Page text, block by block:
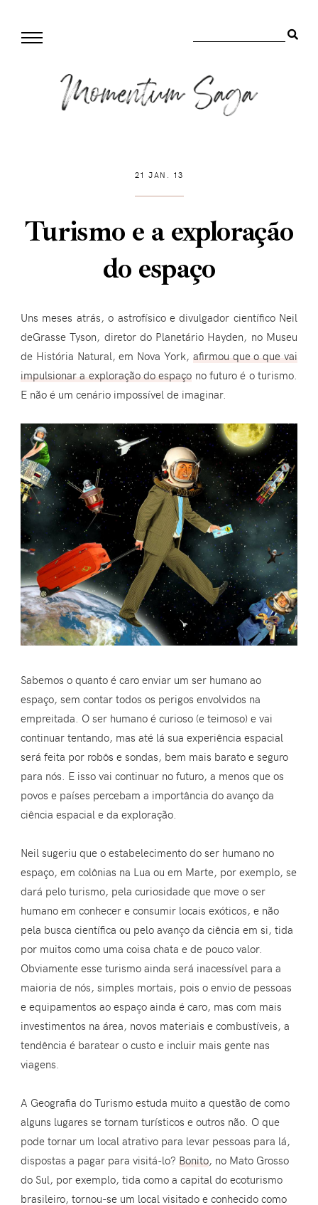
21 JAN. 13
Turismo e a exploração
do espaço
Uns meses atrás, o astrofísico e divulgador científico Neil
deGrasse Tyson, diretor do Planetário Hayden, no Museu
de História Natural, em Nova York, afirmou que o que vai
impulsionar a exploração do espaço no futuro é o turismo.
E não é um cenário impossível de imaginar.
Sabemos o quanto é caro enviar um ser humano ao
espaço, sem contar todos os perigos envolvidos na
empreitada. O ser humano é curioso (e teimoso) e vai
continuar tentando, mas até lá sua experiência espacial
será feita por robôs e sondas, bem mais barato e seguro
para nós. E isso vai continuar no futuro, a menos que os
povos e países percebam a importância do avanço da
ciência espacial e da exploração.
Neil sugeriu que o estabelecimento do ser humano no
espaço, em colônias na Lua ou em Marte, por exemplo, se
dará pelo turismo, pela curiosidade que move o ser
humano em conhecer e consumir locais exóticos, e não
pela busca científica ou pelo avanço da ciência em si, tida
por muitos como uma coisa chata e de pouco valor.
Obviamente esse turismo ainda será inacessível para a
maioria de nós, simples mortais, pois o envio de pessoas
e equipamentos ao espaço ainda é caro, mas com mais
investimentos na área, novos materiais e combustíveis, a
tendência é baratear o custo e incluir mais gente nas
viagens.
A Geografia do Turismo estuda muito a questão de como
alguns lugares se tornam turísticos e outros não. O que
pode tornar um local atrativo para levar pessoas para lá,
dispostas a pagar para visitá-lo? Bonito, no Mato Grosso
do Sul, por exemplo, tida como a capital do ecoturismo
brasileiro, tornou-se um local visitado e conhecido como